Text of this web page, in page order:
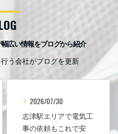
広い情報をブログから紹介
う会社がブログを更新
2026/07/30
志津駅エリアで電気工
事の依頼もこれで安